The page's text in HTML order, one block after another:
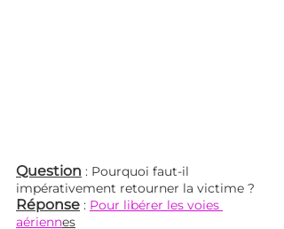
Question : Pourquoi faut-il
impérativement retourner la victime ?
Réponse : Pour libérer les voies
aériennes